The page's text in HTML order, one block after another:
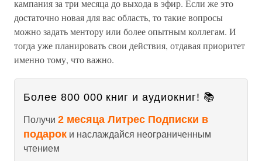
кампания за три месяца до выхода в эфир. Если же это
достаточно новая для вас область, то такие вопросы
можно задать ментору или более опытным коллегам. И
тогда уже планировать свои действия, отдавая приоритет
именно тому, что важно.
Более 800 000 книг и аудиокниг! 📚
Получи 2 месяца Литрес Подписки в
подарок и наслаждайся неограниченным
чтением